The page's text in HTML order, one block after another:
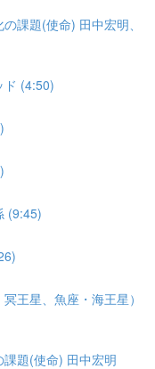
課題(使命) 田中宏明、
ド (4:50)
(9:45)
王星、魚座・海王星）
題(使命) 田中宏明